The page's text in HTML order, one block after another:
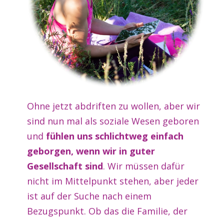
Ohne jetzt abdriften zu wollen, aber wir
sind nun mal als soziale Wesen geboren
und fühlen uns schlichtweg einfach
geborgen, wenn wir in guter
Gesellschaft sind. Wir müssen dafür
nicht im Mittelpunkt stehen, aber jeder
ist auf der Suche nach einem
Bezugspunkt. Ob das die Familie, der